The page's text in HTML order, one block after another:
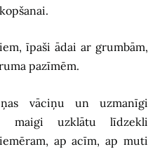
īpaši ādai ar grumbām,
pazīmēm.
vāciņu un uzmanīgi
maigi uzklātu līdzekli
ap acīm, ap muti